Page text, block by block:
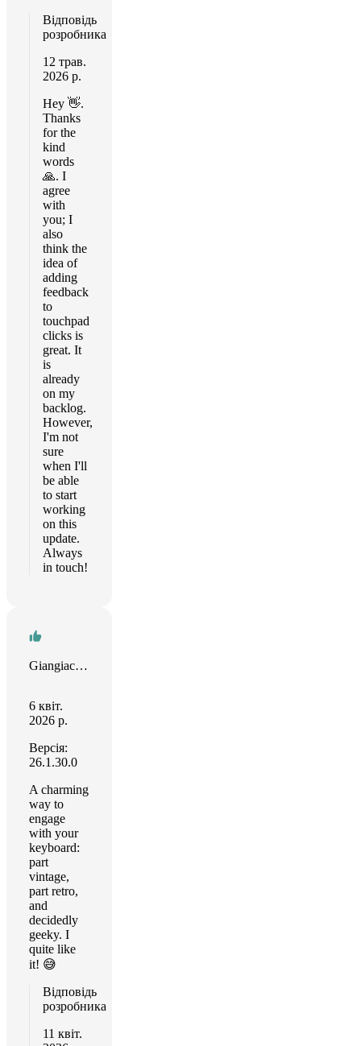
Відповідь
розробника
12 трав.
2026 р.
Hey 👋.
Thanks
for the
kind
words
🙏. I
agree
with
you; I
also
think the
idea of
adding
feedback
to
touchpad
clicks is
great. It
is
already
on my
backlog.
However,
I'm not
sure
when I'll
be able
to start
working
on this
update.
Always
in touch!
Giangiacomo Fanizzi
6 квіт.
2026 р.
Версія:
26.1.30.0
A charming
way to
engage
with your
keyboard:
part
vintage,
part retro,
and
decidedly
geeky. I
quite like
it! 😅
Відповідь
розробника
11 квіт.